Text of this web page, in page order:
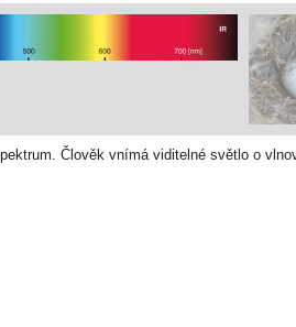
Člověk vnímá viditelné světlo o